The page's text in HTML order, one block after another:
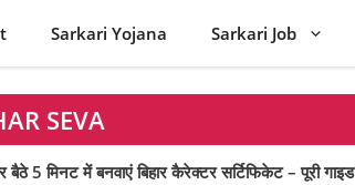
Sarkari Yojana Sarkari Job
SEVA
में बनवाएं बिहार कैरेक्टर सर्टिफिकेट – पूरी गाइड